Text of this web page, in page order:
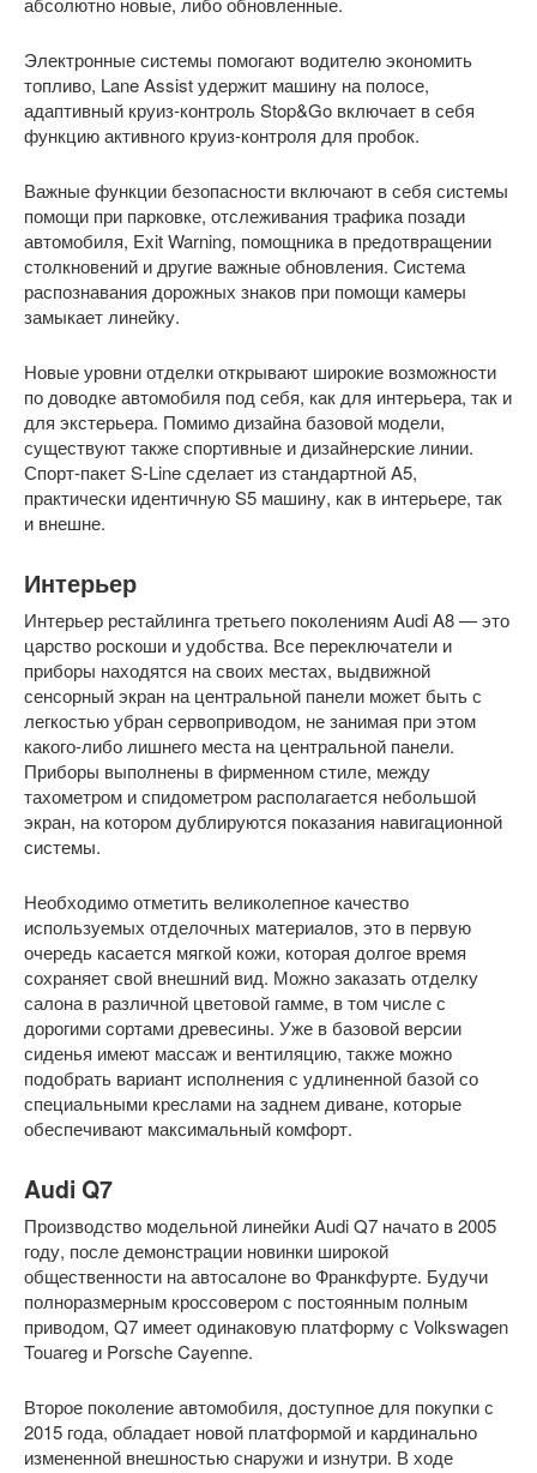
Электронные системы помогают водителю экономить
топливо, Lane Assist удержит машину на полосе,
адаптивный круиз-контроль Stop&Go включает в себя
функцию активного круиз-контроля для пробок.
Важные функции безопасности включают в себя системы
помощи при парковке, отслеживания трафика позади
автомобиля, Exit Warning, помощника в предотвращении
столкновений и другие важные обновления. Система
распознавания дорожных знаков при помощи камеры
замыкает линейку.
Новые уровни отделки открывают широкие возможности
по доводке автомобиля под себя, как для интерьера, так и
для экстерьера. Помимо дизайна базовой модели,
существуют также спортивные и дизайнерские линии.
Спорт-пакет S-Line сделает из стандартной A5,
практически идентичную S5 машину, как в интерьере, так
и внешне.
Интерьер
Интерьер рестайлинга третьего поколениям Audi A8 — это
царство роскоши и удобства. Все переключатели и
приборы находятся на своих местах, выдвижной
сенсорный экран на центральной панели может быть с
легкостью убран сервоприводом, не занимая при этом
какого-либо лишнего места на центральной панели.
Приборы выполнены в фирменном стиле, между
тахометром и спидометром располагается небольшой
экран, на котором дублируются показания навигационной
системы.
Необходимо отметить великолепное качество
используемых отделочных материалов, это в первую
очередь касается мягкой кожи, которая долгое время
сохраняет свой внешний вид. Можно заказать отделку
салона в различной цветовой гамме, в том числе с
дорогими сортами древесины. Уже в базовой версии
сиденья имеют массаж и вентиляцию, также можно
подобрать вариант исполнения с удлиненной базой со
специальными креслами на заднем диване, которые
обеспечивают максимальный комфорт.
Audi Q7
Производство модельной линейки Audi Q7 начато в 2005
году, после демонстрации новинки широкой
общественности на автосалоне во Франкфурте. Будучи
полноразмерным кроссовером с постоянным полным
приводом, Q7 имеет одинаковую платформу с Volkswagen
Touareg и Porsche Cayenne.
Второе поколение автомобиля, доступное для покупки с
2015 года, обладает новой платформой и кардинально
измененной внешностью снаружи и изнутри. В ходе